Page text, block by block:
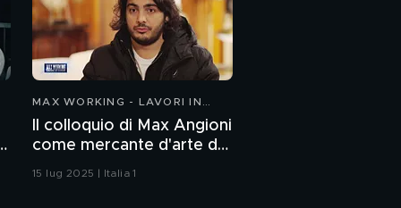
MAX WORKING - LAVORI IN
Il colloquio di Max Angioni
come mercante d'arte da
Roberta Tagliavini
15 lug 2025 | Italia 1